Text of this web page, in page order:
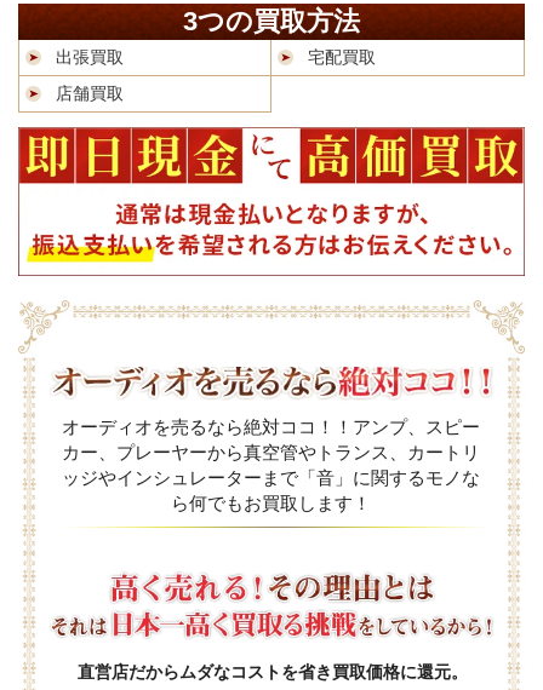
3つの買取方法
出張買取
宅配買取
店舗買取
オーディオを売るなら絶対ココ！！アンプ、スピー
カー、プレーヤーから真空管やトランス、カートリ
ッジやインシュレーターまで「音」に関するモノな
ら何でもお買取します！
直営店だからムダなコストを省き買取価格に還元。